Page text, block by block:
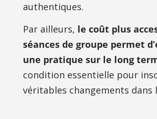
authentiques.
Par ailleurs, le coût plus
séances de groupe permet
une pratique sur le long
condition essentielle pour
véritables changements dans